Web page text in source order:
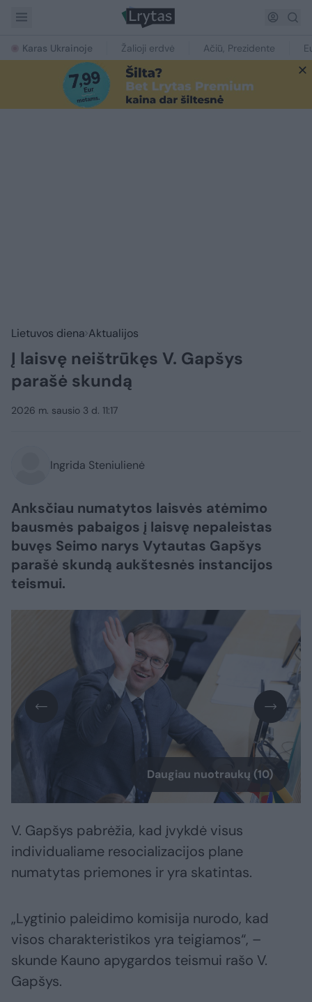
Karas Ukrainoje Žalioji erdvė Ačiū, Prezidente
Lietuvos diena Aktualijos
Į laisvę neištrūkęs V. Gapšys
parašė skundą
2026 m. sausio 3 d. 11:17
Ingrida Steniulienė
Anksčiau numatytos laisvės atėmimo
bausmės pabaigos į laisvę nepaleistas
buvęs Seimo narys Vytautas Gapšys
parašė skundą aukštesnės instancijos
teismui.
Daugiau nuotraukų (10)
V. Gapšys pabrėžia, kad įvykdė visus
individualiame resocializacijos plane
numatytas priemones ir yra skatintas.
„Lygtinio paleidimo komisija nurodo, kad
visos charakteristikos yra teigiamos“, –
skunde Kauno apygardos teismui rašo V.
Gapšys.